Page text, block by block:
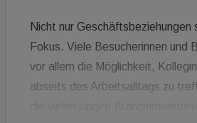
Nicht nur Geschäftsbeziehungen
Fokus. Viele Besucherinnen und
vor allem die Möglichkeit,
abseits des Arbeitsalltags zu